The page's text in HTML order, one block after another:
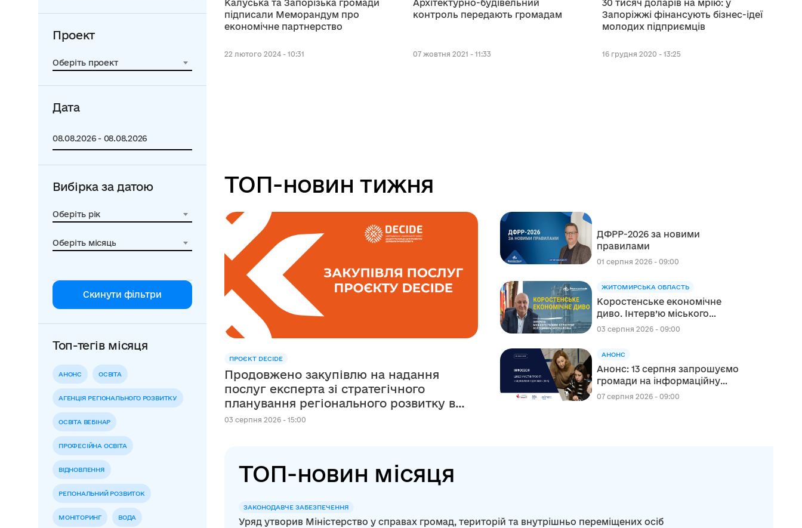
Проект
Оберіть проект
Дата
Вибірка за датою
Оберіть рік
Оберіть місяць
Скинути фільтри
Топ-тегів місяця
АНОНС ОСВІТА
АГЕНЦІЯ РЕГІОНАЛЬНОГО РОЗВИТКУ
ОСВІТА ВЕБІНАР
ПРОФЕСІЙНА ОСВІТА
ВІДНОВЛЕННЯ
РЕГІОНАЛЬНИЙ РОЗВИТОК
МОНІТОРИНГ ВОДА
Калуська та Запорізька громади
підписали Меморандум про
економічне партнерство
22 лютого 2024 - 10:31
Архітектурно-будівельний
контроль передають громадам
07 жовтня 2021 - 11:33
30 тисяч доларів на мрію: у
Запоріжжі фінансують бізнес-ідеї
молодих підприємців
16 грудня 2020 - 13:25
ТОП-новин тижня
ПРОЄКТ DECIDE
Продовжено закупівлю на надання
послуг експерта зі стратегічного
планування регіонального розвитку в
сфері освіти в межах реалізації
03 серпня 2026 - 15:00
ДФРР-2026 за новими
правилами
01 серпня 2026 - 09:00
ЖИТОМИРСЬКА ОБЛАСТЬ
Коростенське економічне
диво. Інтерв’ю міського
голови Коростеня
03 серпня 2026 - 09:00
АНОНС
Анонс: 13 серпня запрошуємо
громади на інформаційну
сесію щодо участі в проєкті
07 серпня 2026 - 09:00
ТОП-новин місяця
ЗАКОНОДАВЧЕ ЗАБЕЗПЕЧЕННЯ
Уряд утворив Міністерство у справах громад, територій та внутрішньо переміщених осіб